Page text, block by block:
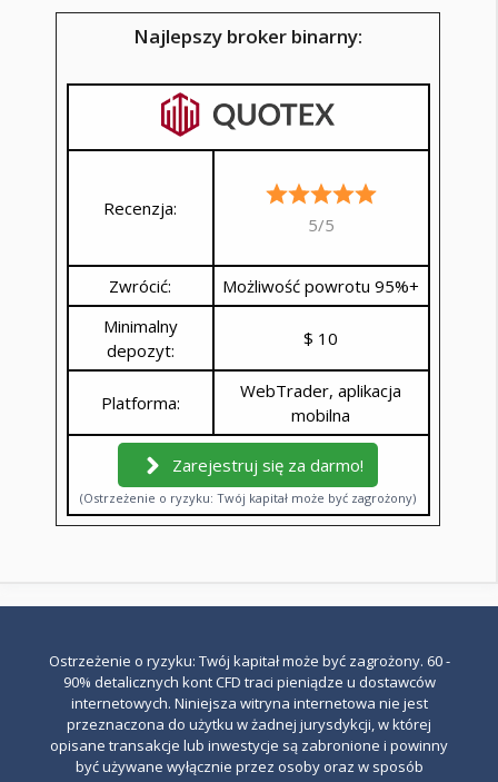
Najlepszy broker binarny:
Recenzja:
5/5
Zwrócić:
Możliwość powrotu 95%+
Minimalny
depozyt:
$ 10
Platforma:
WebTrader, aplikacja
mobilna
Zarejestruj się za darmo!
(Ostrzeżenie o ryzyku: Twój kapitał może być zagrożony)
Ostrzeżenie o ryzyku: Twój kapitał może być zagrożony. 60 -
90% detalicznych kont CFD traci pieniądze u dostawców
internetowych. Niniejsza witryna internetowa nie jest
przeznaczona do użytku w żadnej jurysdykcji, w której
opisane transakcje lub inwestycje są zabronione i powinny
być używane wyłącznie przez osoby oraz w sposób